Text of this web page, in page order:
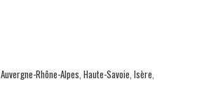
Auvergne-Rhône-Alpes, Haute-Savoie, Isère,